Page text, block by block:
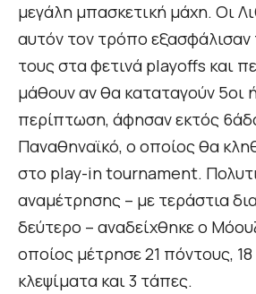
μεγάλη μπασκετική μάχη. Οι
αυτόν τον τρόπο
τους στα φετινά playoffs και
μάθουν αν θα καταταγούν 5οι
περίπτωση, άφησαν εκτός
Παναθηναϊκό, ο οποίος θα
στο play-in tournament.
αναμέτρησης – με τεράστια
δεύτερο – αναδείχθηκε ο
οποίος μέτρησε 21 πόντους,
κλεψίματα και 3 τάπες.